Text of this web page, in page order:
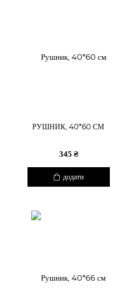
РУШНИК, 40*60 СМ
345 ₴
додати